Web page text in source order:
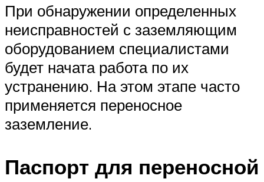
При обнаружении определенных
неисправностей с заземляющим
оборудованием специалистами
будет начата работа по их
устранению. На этом этапе часто
применяется переносное
заземление.
Паспорт для переносной